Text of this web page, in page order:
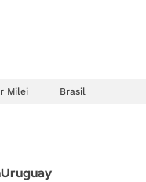
Milei Brasil
Uruguay